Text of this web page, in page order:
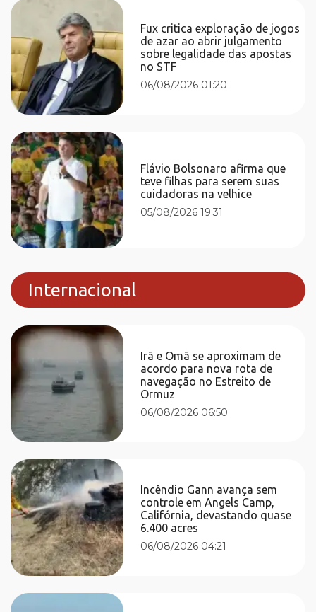
Fux critica exploração de jogos
de azar ao abrir julgamento
sobre legalidade das apostas
no STF
06/08/2026 01:20
Flávio Bolsonaro afirma que
teve filhas para serem suas
cuidadoras na velhice
05/08/2026 19:31
Internacional
Irã e Omã se aproximam de
acordo para nova rota de
navegação no Estreito de
Ormuz
06/08/2026 06:50
Incêndio Gann avança sem
controle em Angels Camp,
Califórnia, devastando quase
6.400 acres
06/08/2026 04:21